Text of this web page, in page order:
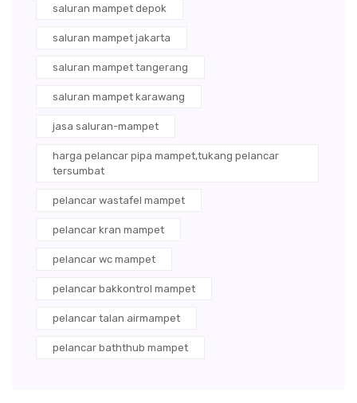
saluran mampet depok
saluran mampet jakarta
saluran mampet tangerang
saluran mampet karawang
jasa saluran-mampet
harga pelancar pipa mampet,tukang pelancar
tersumbat
pelancar wastafel mampet
pelancar kran mampet
pelancar wc mampet
pelancar bakkontrol mampet
pelancar talan airmampet
pelancar baththub mampet